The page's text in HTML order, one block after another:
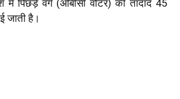
में पिछड़े वर्ग (ओबीसी वोटर) की तादाद 45
जाती है।